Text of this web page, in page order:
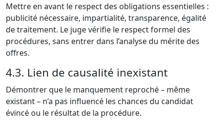
Mettre en avant le respect des obligations essentielles :
publicité nécessaire, impartialité, transparence, égalité
de traitement. Le juge vérifie le respect formel des
procédures, sans entrer dans l’analyse du mérite des
offres.
4.3. Lien de causalité inexistant
Démontrer que le manquement reproché – même
existant – n’a pas influencé les chances du candidat
évincé ou le résultat de la procédure.